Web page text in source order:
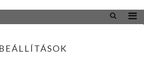
+36 20 402 5098